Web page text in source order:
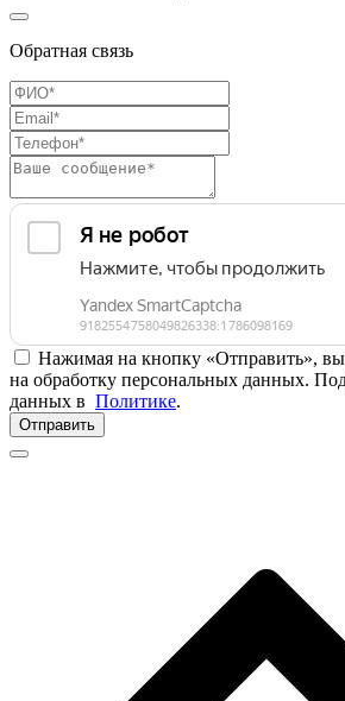
Обратная связь
Нажимая на кнопку «Отправить», вы
на обработку персональных данных.
данных в Политике.
Отправить